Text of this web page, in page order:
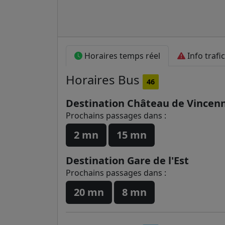
Horaires temps réel Info trafic
Horaires Bus 46
Destination Château de
Prochains passages dans :
2 mn
15 mn
Destination Gare de l'Est
Prochains passages dans :
20 mn 8 mn